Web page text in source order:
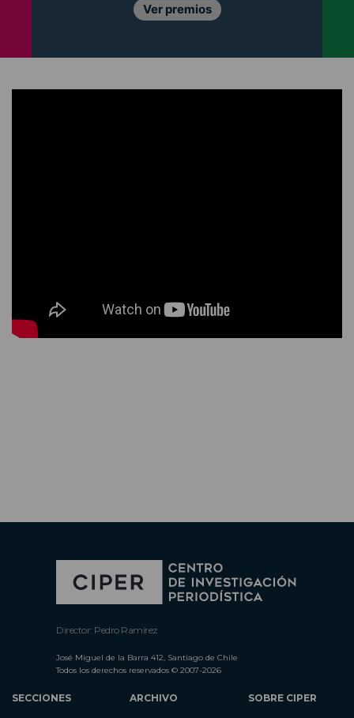
Ver premios
Director: Pedro Ramírez
José Miguel de la Barra 412, Santiago de Chile
Todos los derechos reservados © 2007-2026
SECCIONES
ARCHIVO
SOBRE CIPER